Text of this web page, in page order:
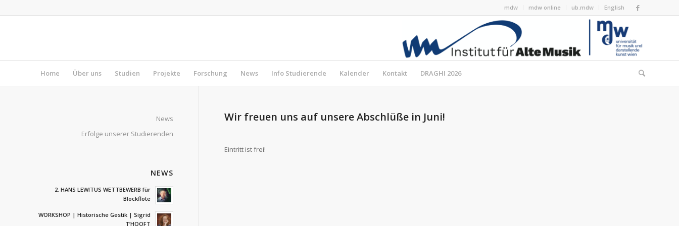
mdw mdw online ub.mdw English
Home Über uns Studien Projekte Forschung News Info Studierende Kalender Kontakt DRAGHI 2026
Wir freuen uns auf unsere Abschlüße in Juni!
Eintritt ist frei!
News
Erfolge unserer Studierenden
NEWS
2. HANS LEWITUS WETTBEWERB für
Blockflöte
WORKSHOP | Historische Gestik | Sigrid
T’HOOFT